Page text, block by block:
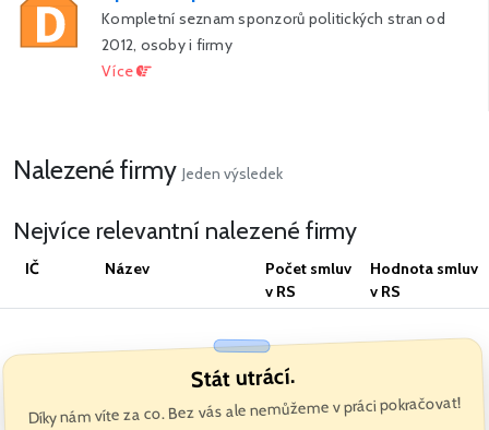
Kompletní seznam sponzorů politických stran od
2012, osoby i firmy
Více
Nalezené firmy Jeden výsledek
Nejvíce relevantní nalezené firmy
IČ Název
Počet smluv
v RS
Hodnota smluv
v RS
Stát utrácí.
Díky nám víte za co. Bez vás ale nemůžeme v práci pokračovat!